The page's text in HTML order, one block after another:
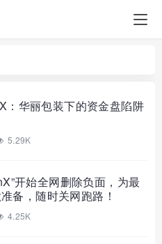
：华丽包装下的资金盘陷阱
5.29K
开始全网删除负面，为最
备，随时关网跑路！
4.25K